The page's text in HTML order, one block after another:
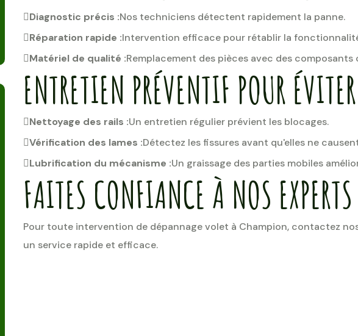
Diagnostic précis :Nos techniciens détectent rapidement la panne.
Réparation rapide :Intervention efficace pour rétablir la
Matériel de qualité :Remplacement des pièces avec des composants
ENTRETIEN PRÉVENTIF POUR
Nettoyage des rails :Un entretien régulier prévient les blocages.
Vérification des lames :Détectez les fissures avant qu'elles ne
Lubrification du mécanisme :Un graissage des parties mobiles
FAITES CONFIANCE À NOS
Pour toute intervention de dépannage volet à Champion, contactez
un service rapide et efficace.